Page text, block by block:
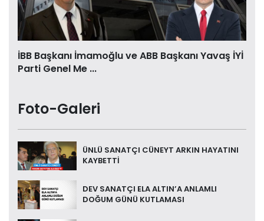
İBB Başkanı İmamoğlu ve ABB Başkanı Yavaş İYİ
Parti Genel Me ...
Foto-Galeri
ÜNLÜ SANATÇI CÜNEYT ARKIN HAYATINI
KAYBETTİ
DEV SANATÇI ELA ALTIN’A ANLAMLI
DOĞUM GÜNÜ KUTLAMASI